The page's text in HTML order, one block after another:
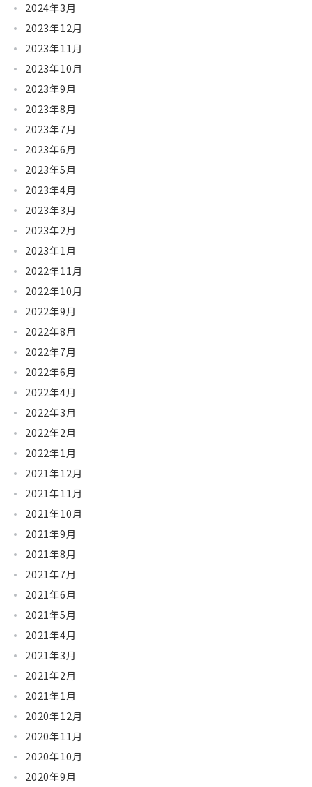
2024年3月
2023年12月
2023年11月
2023年10月
2023年9月
2023年8月
2023年7月
2023年6月
2023年5月
2023年4月
2023年3月
2023年2月
2023年1月
2022年11月
2022年10月
2022年9月
2022年8月
2022年7月
2022年6月
2022年4月
2022年3月
2022年2月
2022年1月
2021年12月
2021年11月
2021年10月
2021年9月
2021年8月
2021年7月
2021年6月
2021年5月
2021年4月
2021年3月
2021年2月
2021年1月
2020年12月
2020年11月
2020年10月
2020年9月